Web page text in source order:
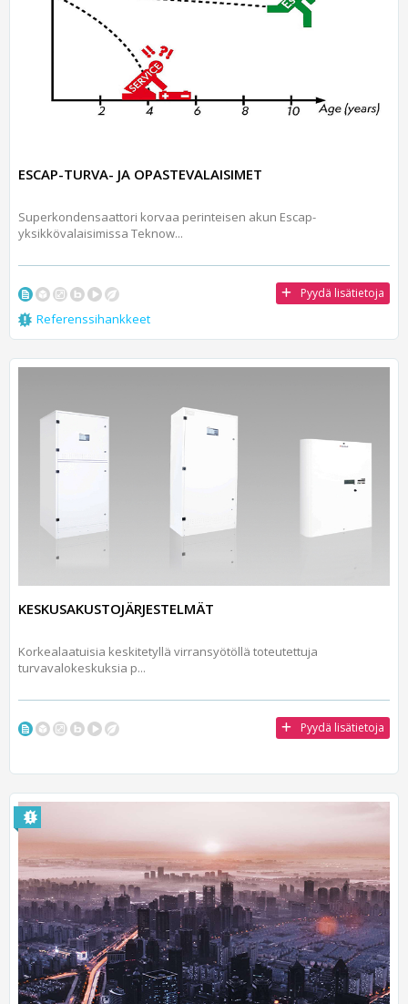
ESCAP-TURVA- JA OPASTEVALAISIMET
Superkondensaattori korvaa perinteisen akun Escap-
yksikkövalaisimissa Teknow...
Pyydä lisätietoja
Referenssihankkeet
KESKUSAKUSTOJÄRJESTELMÄT
Korkealaatuisia keskitetyllä virransyötöllä toteutettuja
turvavalokeskuksia p...
Pyydä lisätietoja